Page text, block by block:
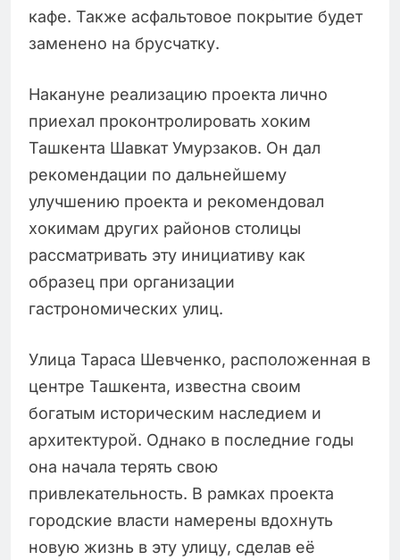
кафе. Также асфальтовое покрытие будет
заменено на брусчатку.
Накануне реализацию проекта лично
приехал проконтролировать хоким
Ташкента Шавкат Умурзаков. Он дал
рекомендации по дальнейшему
улучшению проекта и рекомендовал
хокимам других районов столицы
рассматривать эту инициативу как
образец при организации
гастрономических улиц.
Улица Тараса Шевченко, расположенная в
центре Ташкента, известна своим
богатым историческим наследием и
архитектурой. Однако в последние годы
она начала терять свою
привлекательность. В рамках проекта
городские власти намерены вдохнуть
новую жизнь в эту улицу, сделав её